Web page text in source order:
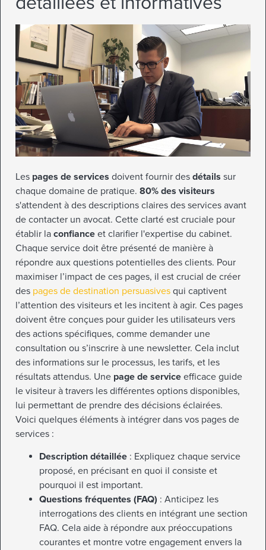
Les pages de services doivent fournir des détails sur
chaque domaine de pratique. 80% des visiteurs
s'attendent à des descriptions claires des services avant
de contacter un avocat. Cette clarté est cruciale pour
établir la confiance et clarifier l'expertise du cabinet.
Chaque service doit être présenté de manière à
répondre aux questions potentielles des clients. Pour
maximiser l’impact de ces pages, il est crucial de créer
des pages de destination persuasives qui captivent
l’attention des visiteurs et les incitent à agir. Ces pages
doivent être conçues pour guider les utilisateurs vers
des actions spécifiques, comme demander une
consultation ou s’inscrire à une newsletter. Cela inclut
des informations sur le processus, les tarifs, et les
résultats attendus. Une page de service efficace guide
le visiteur à travers les différentes options disponibles,
lui permettant de prendre des décisions éclairées.
Voici quelques éléments à intégrer dans vos pages de
services :
Description détaillée : Expliquez chaque service
proposé, en précisant en quoi il consiste et
pourquoi il est important.
Questions fréquentes (FAQ) : Anticipez les
interrogations des clients en intégrant une section
FAQ. Cela aide à répondre aux préoccupations
courantes et montre votre engagement envers la